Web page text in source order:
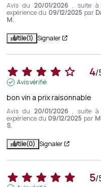
Avis du 20/01/2026 , suite à
expérience du 09/12/2025 par
M.
Utile(1) Signaler
4/
Avis vérifié
bon vin a prix raisonnable
Avis du 20/01/2026 , suite à
expérience du 09/12/2025 par
S.
Utile(0) Signaler
5/